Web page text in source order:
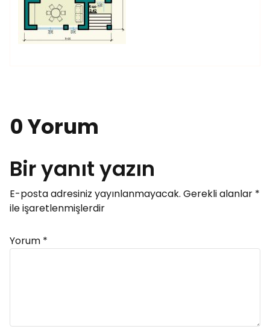
0 Yorum
Bir yanıt yazın
E-posta adresiniz yayınlanmayacak. Gerekli alanlar *
ile işaretlenmişlerdir
Yorum *